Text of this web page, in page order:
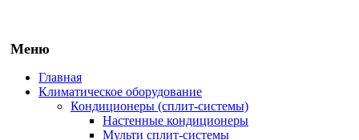
Главная
Климатическое оборудование
Кондиционеры (сплит-системы)
Настенные кондиционеры
Мульти сплит-системы